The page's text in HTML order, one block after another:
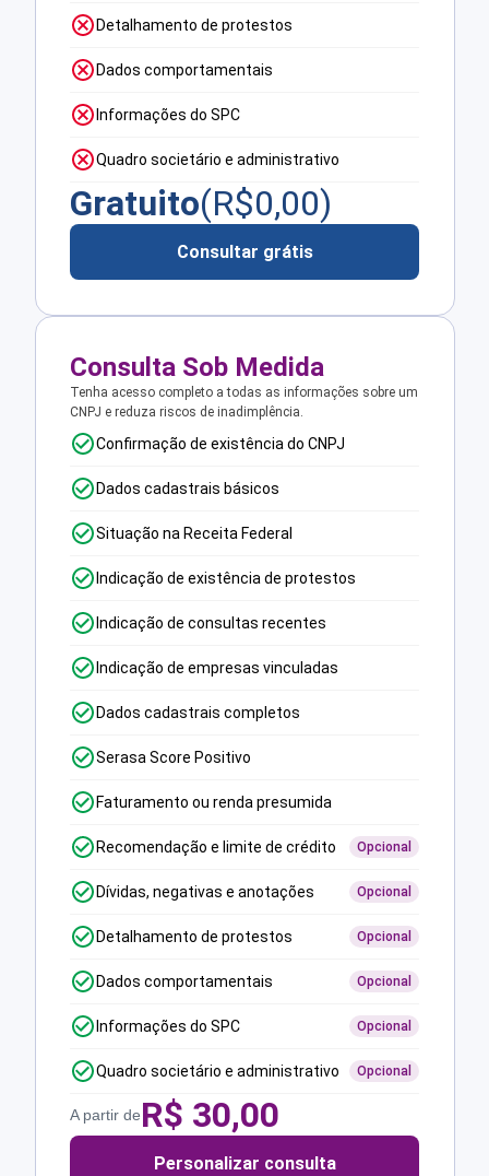
Detalhamento de protestos
Dados comportamentais
Informações do SPC
Quadro societário e administrativo
Gratuito(R$0,00)
Consultar grátis
Consulta Sob Medida
Tenha acesso completo a todas as informações sobre um
CNPJ e reduza riscos de inadimplência.
Confirmação de existência do CNPJ
Dados cadastrais básicos
Situação na Receita Federal
Indicação de existência de protestos
Indicação de consultas recentes
Indicação de empresas vinculadas
Dados cadastrais completos
Serasa Score Positivo
Faturamento ou renda presumida
Recomendação e limite de crédito Opcional
Dívidas, negativas e anotações Opcional
Detalhamento de protestos Opcional
Dados comportamentais Opcional
Informações do SPC Opcional
Quadro societário e administrativo Opcional
A partir deR$ 30,00
Personalizar consulta